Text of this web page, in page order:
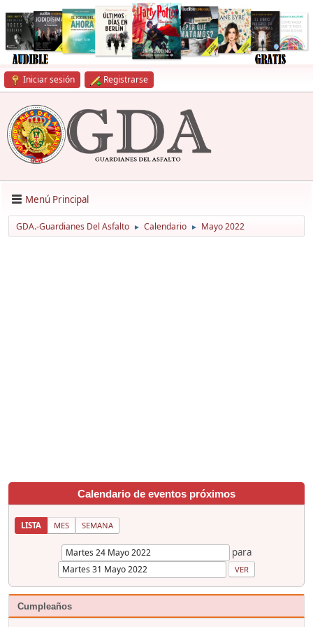
Iniciar sesión Registrarse
Menú Principal
GDA.-Guardianes Del Asfalto ► Calendario ► Mayo 2022
Calendario de eventos próximos
LISTA MES SEMANA
para
Cumpleaños